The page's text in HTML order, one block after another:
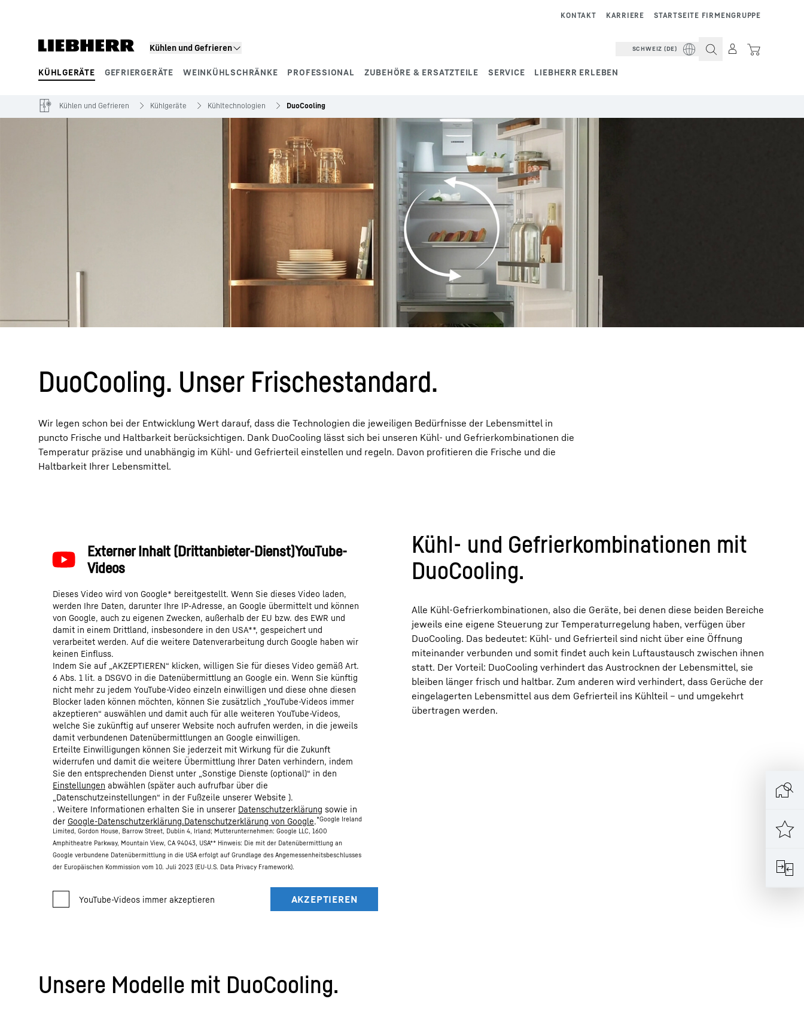
Kühlen und Gefrieren
KÜHLGERÄTE GEFRIERGERÄTE WEINKÜHLSCHRÄNKE PROFESSIONAL ZUBEHÖRE & ERSATZTEILE SERVICE LIEBHERR ERLEBEN
STARTSEITE FIRMENGRUPPE
KARRIERE
KONTAKT
SCHWEIZ (DE)
Produktsegmente
Kühlen und Gefrieren Kühlgeräte Kühltechnologien DuoCooling
DuoCooling. Unser Frischestandard.
Wir legen schon bei der Entwicklung Wert darauf, dass die Technologien die jeweiligen Bedürfnisse der Lebensmittel in
puncto Frische und Haltbarkeit berücksichtigen. Dank DuoCooling lässt sich bei unseren Kühl- und Gefrierkombinationen die
Temperatur präzise und unabhängig im Kühl- und Gefrierteil einstellen und regeln. Davon profitieren die Frische und die
Haltbarkeit Ihrer Lebensmittel.
Dieses Video wird von Google* bereitgestellt. Wenn Sie dieses Video laden,
werden Ihre Daten, darunter Ihre IP-Adresse, an Google übermittelt und können
von Google, auch zu eigenen Zwecken, außerhalb der EU bzw. des EWR und
damit in einem Drittland, insbesondere in den USA**, gespeichert und
verarbeitet werden. Auf die weitere Datenverarbeitung durch Google haben wir
keinen Einfluss.
Indem Sie auf „AKZEPTIEREN“ klicken, willigen Sie für dieses Video gemäß Art.
6 Abs. 1 lit. a DSGVO in die Datenübermittlung an Google ein. Wenn Sie künftig
nicht mehr zu jedem YouTube-Video einzeln einwilligen und diese ohne diesen
Blocker laden können möchten, können Sie zusätzlich „YouTube-Videos immer
akzeptieren“ auswählen und damit auch für alle weiteren YouTube-Videos,
welche Sie zukünftig auf unserer Website noch aufrufen werden, in die jeweils
damit verbundenen Datenübermittlungen an Google einwilligen.
Erteilte Einwilligungen können Sie jederzeit mit Wirkung für die Zukunft
widerrufen und damit die weitere Übermittlung Ihrer Daten verhindern, indem
Sie den entsprechenden Dienst unter „Sonstige Dienste (optional)“ in den
Einstellungen abwählen (später auch aufrufbar über die
„Datenschutzeinstellungen“ in der Fußzeile unserer Website ).
. Weitere Informationen erhalten Sie in unserer Datenschutzerklärung sowie in
der Google-Datenschutzerklärung.Datenschutzerklärung von Google.*Google Ireland
Limited, Gordon House, Barrow Street, Dublin 4, Irland; Mutterunternehmen: Google LLC, 1600
Amphitheatre Parkway, Mountain View, CA 94043, USA** Hinweis: Die mit der Datenübermittlung an
Google verbundene Datenübermittlung in die USA erfolgt auf Grundlage des Angemessenheitsbeschlusses
der Europäischen Kommission vom 10. Juli 2023 (EU-U.S. Data Privacy Framework).
Kühl- und Gefrierkombinationen mit
DuoCooling.
Alle Kühl-Gefrierkombinationen, also die Geräte, bei denen diese beiden Bereiche
jeweils eine eigene Steuerung zur Temperaturregelung haben, verfügen über
DuoCooling. Das bedeutet: Kühl- und Gefrierteil sind nicht über eine Öffnung
miteinander verbunden und somit findet auch kein Luftaustausch zwischen ihnen
statt. Der Vorteil: DuoCooling verhindert das Austrocknen der Lebensmittel, sie
bleiben länger frisch und haltbar. Zum anderen wird verhindert, dass Gerüche der
eingelagerten Lebensmittel aus dem Gefrierteil ins Kühlteil – und umgekehrt
übertragen werden.
Unsere Modelle mit DuoCooling.